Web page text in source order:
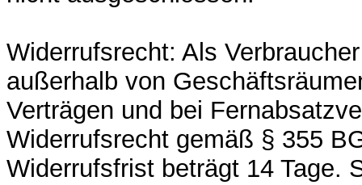
Widerrufsrecht: Als
außerhalb von
Verträgen und bei
Widerrufsrecht gemäß § 355
Widerrufsfrist beträgt 14 Tage.